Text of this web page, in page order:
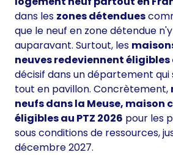
dans les zones détendues
que le neuf en zone détendue
auparavant. Surtout, les
neuves redeviennent éligibles
décisif dans un département
tout en pavillon. Concrètement,
neufs dans la Meuse, maison
éligibles au PTZ 2026 pour les
sous conditions de ressources,
décembre 2027.